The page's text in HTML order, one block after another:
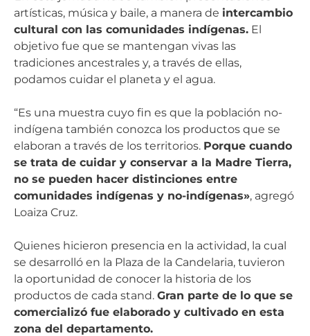
artísticas, música y baile, a manera de intercambio
cultural con las comunidades indígenas. El
objetivo fue que se mantengan vivas las
tradiciones ancestrales y, a través de ellas,
podamos cuidar el planeta y el agua.
“Es una muestra cuyo fin es que la población no-
indígena también conozca los productos que se
elaboran a través de los territorios. Porque cuando
se trata de cuidar y conservar a la Madre Tierra,
no se pueden hacer distinciones entre
comunidades indígenas y no-indígenas», agregó
Loaiza Cruz.
Quienes hicieron presencia en la actividad, la cual
se desarrolló en la Plaza de la Candelaria, tuvieron
la oportunidad de conocer la historia de los
productos de cada stand. Gran parte de lo que se
comercializó fue elaborado y cultivado en esta
zona del departamento.